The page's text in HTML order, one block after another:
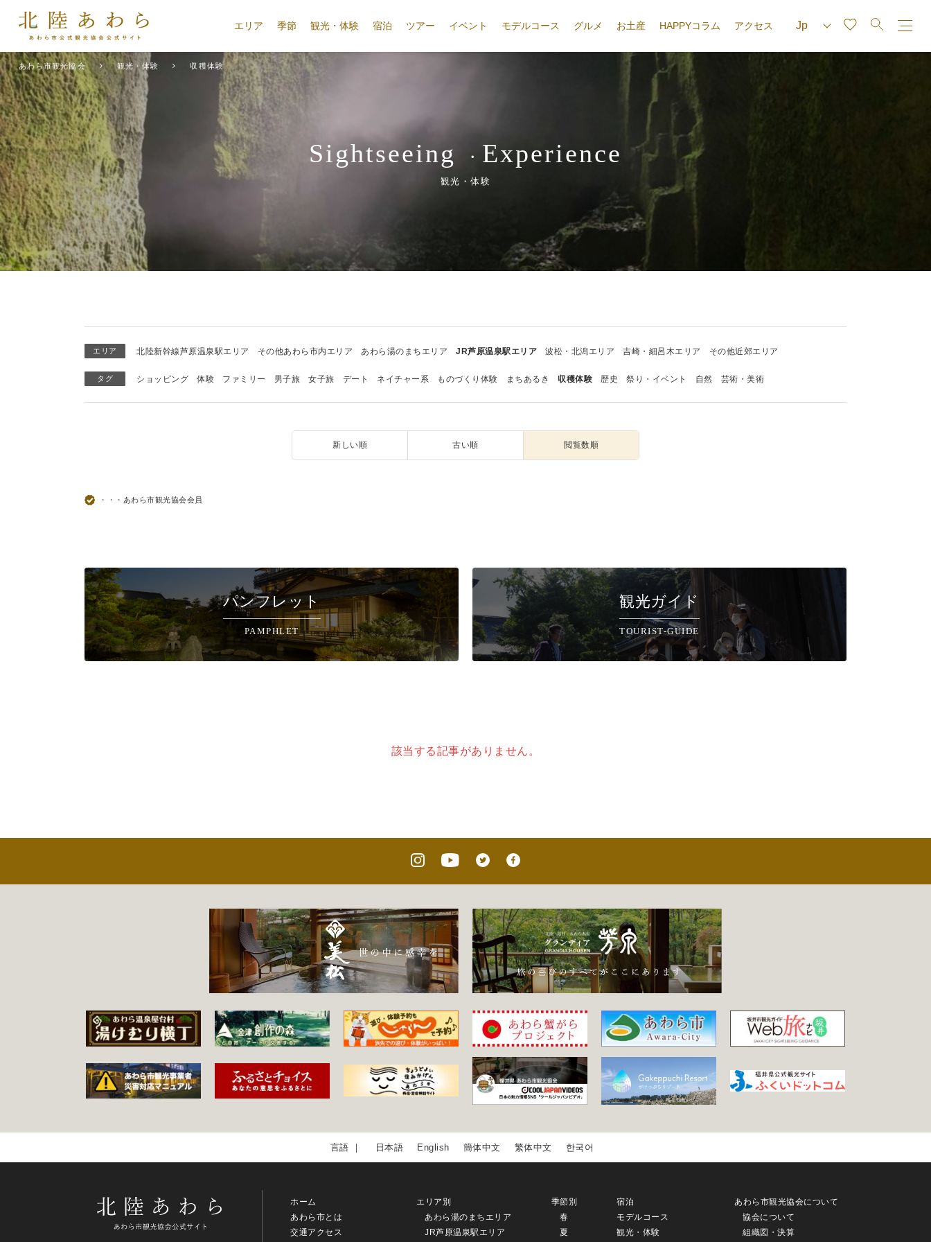
エリア 季節 観光・体験 宿泊 ツアー イベント モデルコース グルメ お土産 HAPPYコラム アクセス
あわら市観光協会 観光・体験 収穫体験
Sightseeing ・ Experience
観光・体験
エリア 北陸新幹線芦原温泉駅エリア その他あわら市内エリア あわら湯のまちエリア JR芦原温泉駅エリア 波松・北潟エリア 吉崎・細呂木エリア その他近郊エリア
タグ ショッピング 体験 ファミリー 男子旅 女子旅 デート ネイチャー系 ものづくり体験 まちあるき 収穫体験 歴史 祭り・イベント 自然 芸術・美術
新しい順 古い順 閲覧数順
・・・あわら市観光協会会員
パンフレット
PAMPHLET
観光ガイド
TOURIST-GUIDE
該当する記事がありません。
日本語 English 簡体中文 繁体中文 한국어
ホーム
あわら市とは
交通アクセス
エリア別
あわら湯のまちエリア
JR芦原温泉駅エリア
季節別
春
夏
宿泊
モデルコース
観光・体験
あわら市観光協会について
協会について
組織図・決算